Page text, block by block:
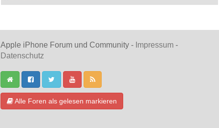
Apple iPhone Forum und Community - Impressum -
Datenschutz
Alle Foren als gelesen markieren